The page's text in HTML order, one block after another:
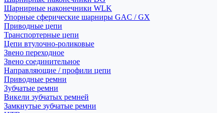
Шарнирные наконечники WLK
Упорные сферические шарниры GAC / GX
Приводные цепи
Транспортерные цепи
Цепи втулочно-роликовые
Звено переходное
Звено соединительное
Направляющие / профили цепи
Приводные ремни
Зубчатые ремни
Викели зубчатых ремней
Замкнутые зубчатые ремни